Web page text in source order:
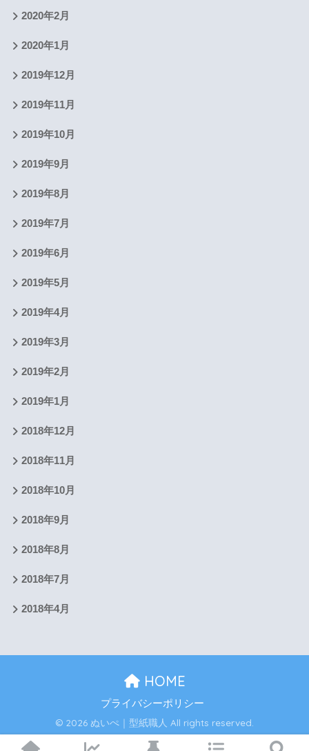
2020年2月
2020年1月
2019年12月
2019年11月
2019年10月
2019年9月
2019年8月
2019年7月
2019年6月
2019年5月
2019年4月
2019年3月
2019年2月
2019年1月
2018年12月
2018年11月
2018年10月
2018年9月
2018年8月
2018年7月
2018年4月
HOME
プライバシーポリシー
© 2026 ぬいぺ｜型紙職人 All rights reserved.